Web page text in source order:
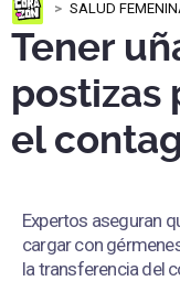
SALUD
Tener
postizas
el
Expertos aseguran
cargar con
la transferencia del